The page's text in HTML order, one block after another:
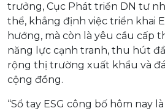
trưởng, Cục Phát triển DN tư
thể, khẳng định việc triển khai
hướng, mà còn là yêu cầu cấp
năng lực cạnh tranh, thu hút
rộng thị trường xuất khẩu và
cộng đồng.
“Sổ tay ESG công bố hôm nay